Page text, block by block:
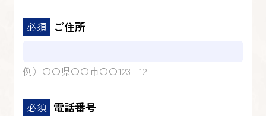
ご住所
例）〇〇県〇〇市〇〇123−12
電話番号